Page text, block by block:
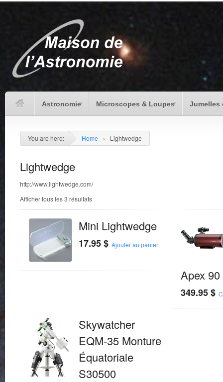
Astronomie Microscopes & Loupes Jumelles
You are here: Home › Lightwedge
Lightwedge
http://www.lightwedge.com/
Afficher tous les 3 résultats
Mini Lightwedge
17.95$ Ajouter au panier
Apex
349.95$
Skywatcher
EQM-35 Monture
Équatoriale
S30500